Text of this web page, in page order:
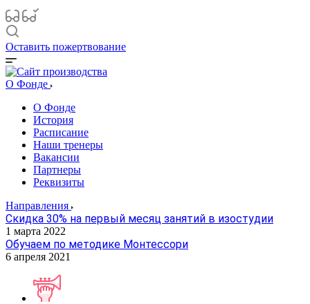
Оставить пожертвование
О Фонде
О Фонде
История
Расписание
Наши тренеры
Вакансии
Партнеры
Реквизиты
Направления
Скидка 30% на первый месяц занятий в изостудии
1 марта 2022
Обучаем по методике Монтессори
6 апреля 2021